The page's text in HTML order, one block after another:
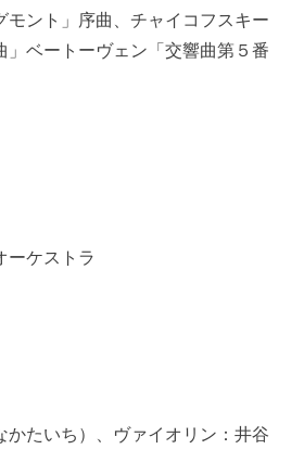
モント」序曲、チャイコフスキー
」ベートーヴェン「交響曲第５番
ーケストラ
かたいち）、ヴァイオリン：井谷